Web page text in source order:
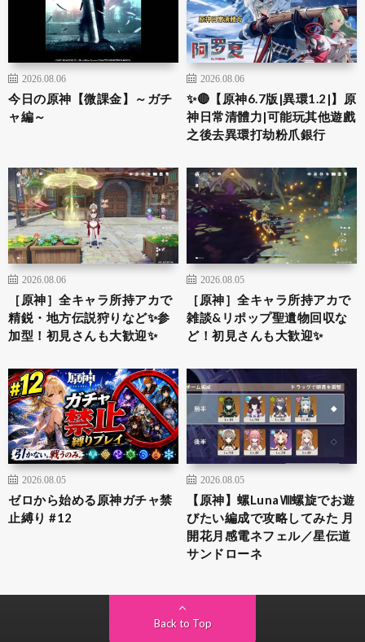
2026.08.06
今日の原神【微課金】～ガチ
ャ編～
2026.08.06
✨🔴【原神6.7版|異環1.2|】原
神日常清體力|可能玩其他遊戲
之後去異環打劫粉爪銀行
2026.08.06
［原神］全キャラ所持アカで
精鋭・地方伝説狩りなど✨参
加型！初見さんも大歓迎✨
2026.08.05
［原神］全キャラ所持アカで
雑談&リポップ聖遺物回収な
ど！初見さんも大歓迎✨
2026.08.05
ゼロから始める原神ガチャ禁
止縛り #12
2026.08.05
【原神】螺LunaⅧ螺旋でお遊
びたい編成で攻略してみた 月
開花月感電ネフェル／星伝道
サンドローネ
Back to Top